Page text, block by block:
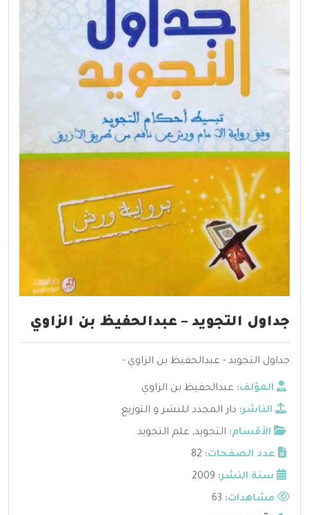
جداول التجويد – عبدالحفيظ بن الزاوي
جداول التجويد - عبدالحفيظ بن الزاوي -
المؤلف: عبدالحفيظ بن الزاوي
الناشر: دار المجدد للنشر و التوزيع
الأقسام: التجويد, علم التجويد
عدد الصفحات: 82
سنة النشر: 2009
مشاهدات: